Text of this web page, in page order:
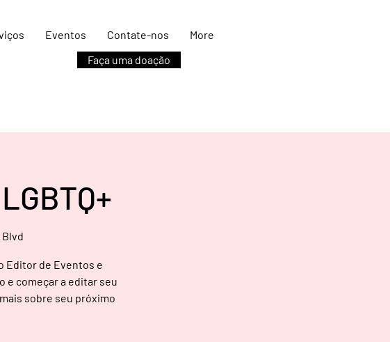
Eventos Contate-nos
More
Faça uma doação
Blvd
Editor de Eventos e
e começar a editar seu
sobre seu próximo